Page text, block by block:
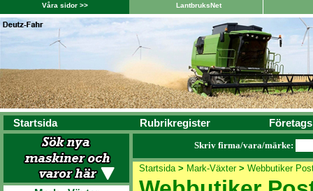
Våra sidor >> LantbruksNet
Startsida Rubrikregister
Skriv firma/vara/märke:
Startsida> Mark-Växter> Webbutiker